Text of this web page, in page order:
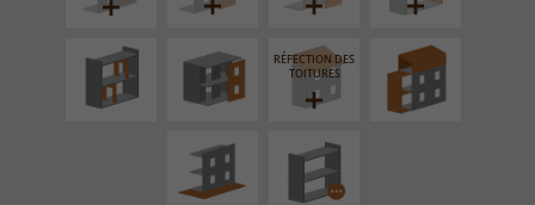
RÉFECTION DES
TOITURES
AMÉNAGEMENT
EXTÉRIEUR
PROCÉDÉ
PARTICULIER